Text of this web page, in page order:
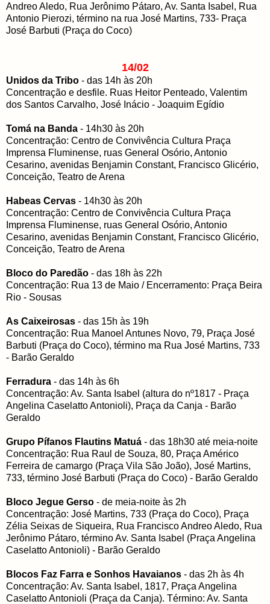
Andreo Aledo, Rua Jerônimo Pátaro, Av. Santa Isabel, Rua
Antonio Pierozi, término na rua José Martins, 733- Praça
José Barbuti (Praça do Coco)
14/02
Unidos da Tribo - das 14h às 20h
Concentração e desfile. Ruas Heitor Penteado, Valentim
dos Santos Carvalho, José Inácio - Joaquim Egídio
Tomá na Banda - 14h30 às 20h
Concentração: Centro de Convivência Cultura Praça
Imprensa Fluminense, ruas General Osório, Antonio
Cesarino, avenidas Benjamin Constant, Francisco Glicério,
Conceição, Teatro de Arena
Habeas Cervas - 14h30 às 20h
Concentração: Centro de Convivência Cultura Praça
Imprensa Fluminense, ruas General Osório, Antonio
Cesarino, avenidas Benjamin Constant, Francisco Glicério,
Conceição, Teatro de Arena
Bloco do Paredão - das 18h às 22h
Concentração: Rua 13 de Maio / Encerramento: Praça Beira
Rio - Sousas
As Caixeirosas - das 15h às 19h
Concentração: Rua Manoel Antunes Novo, 79, Praça José
Barbuti (Praça do Coco), término ma Rua José Martins, 733
- Barão Geraldo
Ferradura - das 14h às 6h
Concentração: Av. Santa Isabel (altura do nº1817 - Praça
Angelina Caselatto Antonioli), Praça da Canja - Barão
Geraldo
Grupo Pífanos Flautins Matuá - das 18h30 até meia-noite
Concentração: Rua Raul de Souza, 80, Praça Américo
Ferreira de camargo (Praça Vila São João), José Martins,
733, término José Barbuti (Praça do Coco) - Barão Geraldo
Bloco Jegue Gerso - de meia-noite às 2h
Concentração: José Martins, 733 (Praça do Coco), Praça
Zélia Seixas de Siqueira, Rua Francisco Andreo Aledo, Rua
Jerônimo Pátaro, término Av. Santa Isabel (Praça Angelina
Caselatto Antonioli) - Barão Geraldo
Blocos Faz Farra e Sonhos Havaianos - das 2h às 4h
Concentração: Av. Santa Isabel, 1817, Praça Angelina
Caselatto Antonioli (Praça da Canja). Término: Av. Santa